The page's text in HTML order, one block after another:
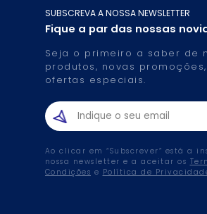
SUBSCREVA A NOSSA NEWSLETTER
Fique a par das nossas
Seja o primeiro a saber de
produtos, novas
ofertas especiais.
Ao clicar em “Subscrever” está a
nossa newsletter e a aceitar os
Condições e Política de